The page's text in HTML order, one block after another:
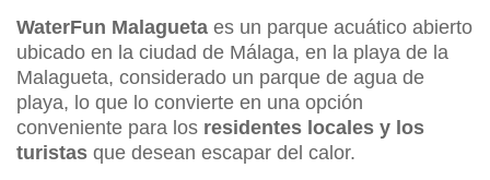
WaterFun Malagueta es un parque acuático abierto
ubicado en la ciudad de Málaga, en la playa de la
Malagueta, considerado un parque de agua de
playa, lo que lo convierte en una opción
conveniente para los residentes locales y los
turistas que desean escapar del calor.